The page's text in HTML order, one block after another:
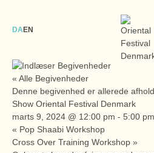
DAEN
« Alle Begivenheder
Denne begivenhed er allerede
Show Oriental Festival Denmark
marts 9, 2024 @ 12:00 pm - 5:00 pm
« Pop Shaabi Workshop
Cross Over Training Workshop »